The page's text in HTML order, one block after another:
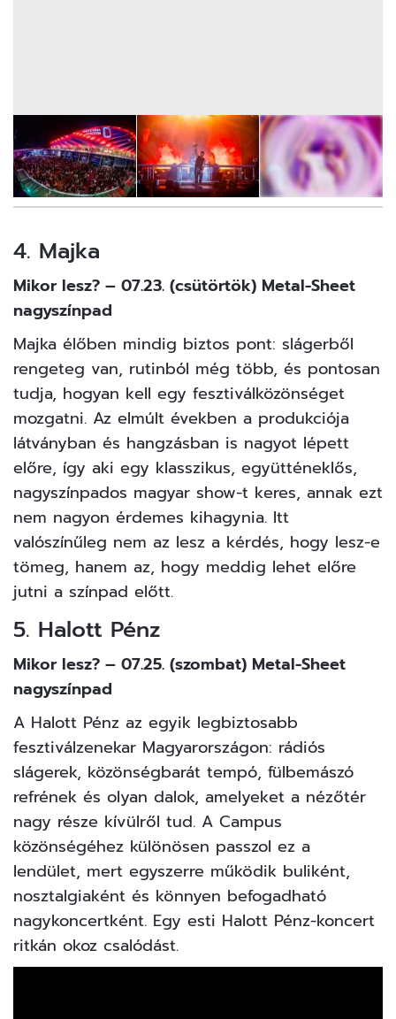
4. Majka
Mikor lesz? – 07.23. (csütörtök) Metal-Sheet
nagyszínpad
Majka élőben mindig biztos pont: slágerből
rengeteg van, rutinból még több, és pontosan
tudja, hogyan kell egy fesztiválközönséget
mozgatni. Az elmúlt években a produkciója
látványban és hangzásban is nagyot lépett
előre, így aki egy klasszikus, együtténeklős,
nagyszínpados magyar show-t keres, annak ezt
nem nagyon érdemes kihagynia. Itt
valószínűleg nem az lesz a kérdés, hogy lesz-e
tömeg, hanem az, hogy meddig lehet előre
jutni a színpad előtt.
5. Halott Pénz
Mikor lesz? – 07.25. (szombat) Metal-Sheet
nagyszínpad
A Halott Pénz az egyik legbiztosabb
fesztiválzenekar Magyarországon: rádiós
slágerek, közönségbarát tempó, fülbemászó
refrének és olyan dalok, amelyeket a nézőtér
nagy része kívülről tud. A Campus
közönségéhez különösen passzol ez a
lendület, mert egyszerre működik buliként,
nosztalgiaként és könnyen befogadható
nagykoncertként. Egy esti Halott Pénz-koncert
ritkán okoz csalódást.